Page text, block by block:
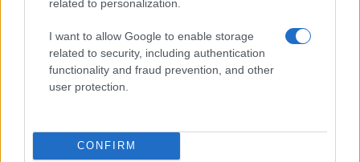
related to personalization.
I want to allow Google to enable storage
related to security, including authentication
functionality and fraud prevention, and other
user protection.
CONFIRM